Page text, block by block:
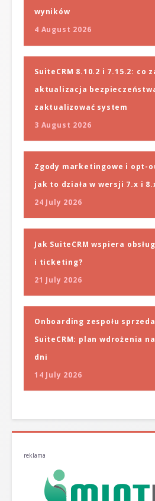
wyników
4 August 2026
SuiteCRM 8.10.2 i 7.15.2: co
aktualizacja
zaktualizować system
3 August 2026
Zgody marketingowe i opt-
jak to działa w wersji 7.x i
24 July 2026
Jak SuiteCRM wspiera
i ticketing?
21 July 2026
Onboarding zespołu
SuiteCRM: plan wdrożenia
dni
14 July 2026
reklama